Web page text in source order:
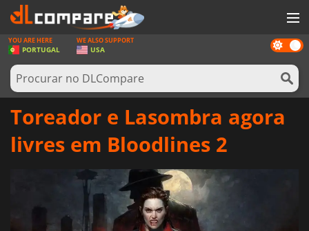
JOGOS
GAME CARDS
SOFTWARE
Dark
mode
YOU ARE HERE
PORTUGAL
WE ALSO SUPPORT
USA
Toreador e Lasombra agora
livres em Bloodlines 2